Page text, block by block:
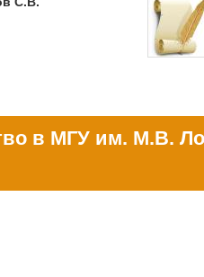
в МГУ им. М.В.